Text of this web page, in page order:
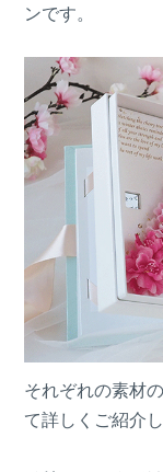
ンです。
それぞれの素材
て詳しくご紹介